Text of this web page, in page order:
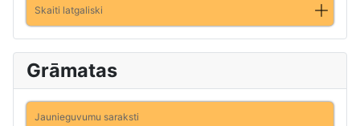
Skaiti latgaliski
Grāmatas
Jaunieguvumu saraksti